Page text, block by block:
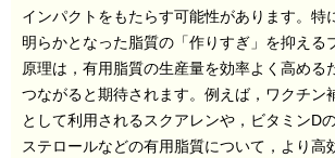
インパクトをもたらす可能性があります。特
明らかとなった脂質の「作りすぎ」を抑える
原理は，有用脂質の生産量を効率よく高める
つながると期待されます。例えば，ワクチン
として利用されるスクアレンや，ビタミンD
ステロールなどの有用脂質について，より高